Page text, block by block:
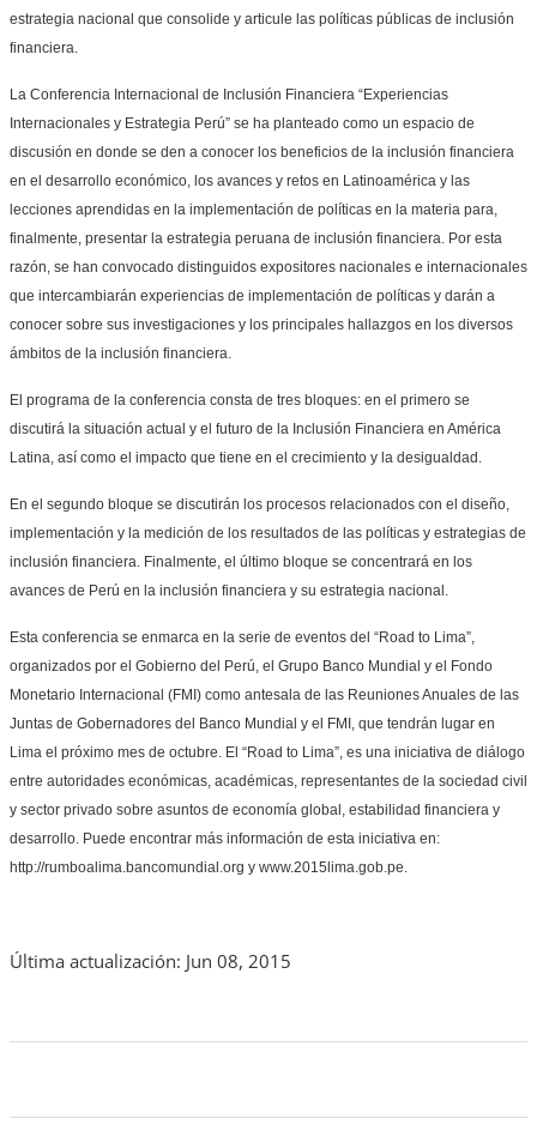
estrategia nacional que consolide y articule las políticas públicas de inclusión
financiera.
La Conferencia Internacional de Inclusión Financiera “Experiencias
Internacionales y Estrategia Perú” se ha planteado como un espacio de
discusión en donde se den a conocer los beneficios de la inclusión financiera
en el desarrollo económico, los avances y retos en Latinoamérica y las
lecciones aprendidas en la implementación de políticas en la materia para,
finalmente, presentar la estrategia peruana de inclusión financiera. Por esta
razón, se han convocado distinguidos expositores nacionales e internacionales
que intercambiarán experiencias de implementación de políticas y darán a
conocer sobre sus investigaciones y los principales hallazgos en los diversos
ámbitos de la inclusión financiera.
El programa de la conferencia consta de tres bloques: en el primero se
discutirá la situación actual y el futuro de la Inclusión Financiera en América
Latina, así como el impacto que tiene en el crecimiento y la desigualdad.
En el segundo bloque se discutirán los procesos relacionados con el diseño,
implementación y la medición de los resultados de las políticas y estrategias de
inclusión financiera. Finalmente, el último bloque se concentrará en los
avances de Perú en la inclusión financiera y su estrategia nacional.
Esta conferencia se enmarca en la serie de eventos del “Road to Lima”,
organizados por el Gobierno del Perú, el Grupo Banco Mundial y el Fondo
Monetario Internacional (FMI) como antesala de las Reuniones Anuales de las
Juntas de Gobernadores del Banco Mundial y el FMI, que tendrán lugar en
Lima el próximo mes de octubre. El “Road to Lima”, es una iniciativa de diálogo
entre autoridades económicas, académicas, representantes de la sociedad civil
y sector privado sobre asuntos de economía global, estabilidad financiera y
desarrollo. Puede encontrar más información de esta iniciativa en:
http://rumboalima.bancomundial.org y www.2015lima.gob.pe.
Última actualización: Jun 08, 2015